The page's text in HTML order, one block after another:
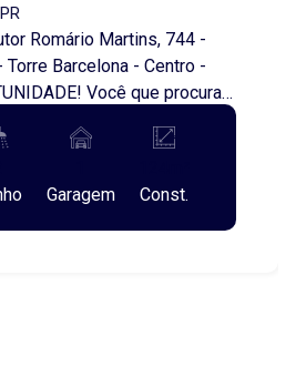
Romário Martins, 744 -
Barcelona - Centro -
ou investir, não pode
PRÁTICA traz na
andar, lugar privilegiado.
dois quartos, sendo uma
nº 24. Conta ainda com
Garagem
Const.